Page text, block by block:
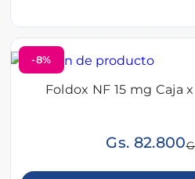
-8%
Foldox NF 15 mg Caja
Gs. 82.800